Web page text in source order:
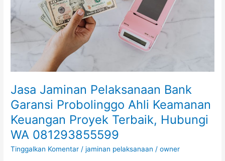
Jasa Jaminan Pelaksanaan Bank
Garansi Probolinggo Ahli Keamanan
Keuangan Proyek Terbaik, Hubungi
WA 081293855599
Tinggalkan Komentar /jaminan pelaksanaan /owner
Ahli
Keamanan
Keuangan
Proyek
WA
081293855599